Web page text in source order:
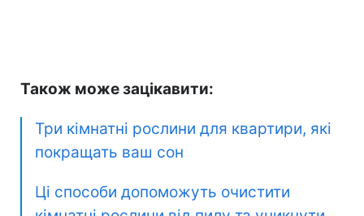
Також може зацікавити:
Три кімнатні рослини для квартири, які
покращать ваш сон
Ці способи допоможуть очистити